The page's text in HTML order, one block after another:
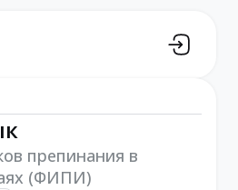
препинания в
(ФИПИ)